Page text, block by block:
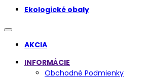
Ekologické obaly
AKCIA
INFORMÁCIE
Obchodné Podmienky